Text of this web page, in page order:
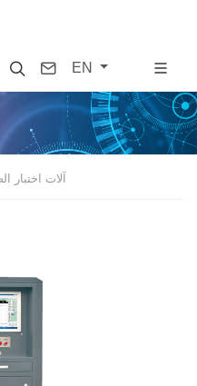
SearchContact
EN
آلات اختبار